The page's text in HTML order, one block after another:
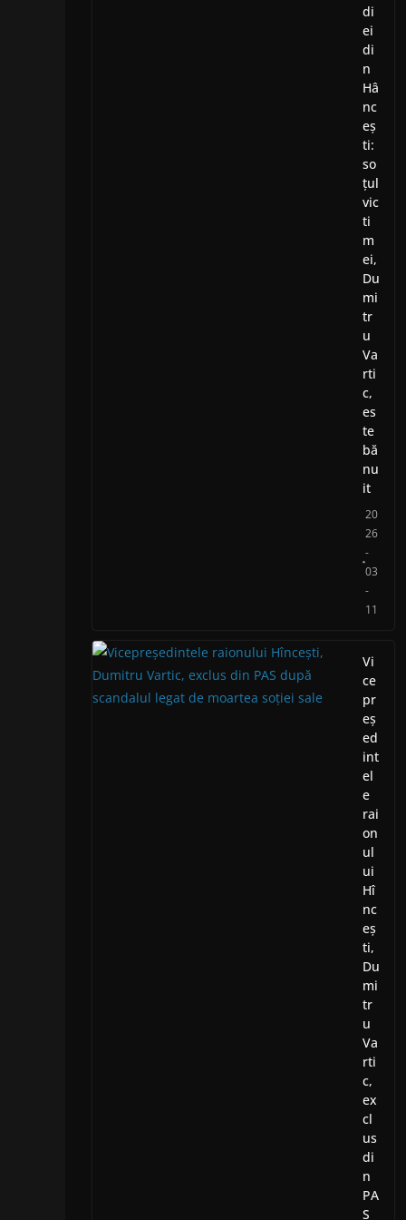
di
ei
di
n
Hâ
nc
eș
ti:
so
țul
vic
ti
m
ei,
Du
mi
tr
u
Va
rti
c,
es
te
bă
nu
it
20
26
-
03
-
11
Vi
ce
pr
eș
ed
int
el
e
rai
on
ul
ui
Hî
nc
eș
ti,
Du
mi
tr
u
Va
rti
c,
ex
cl
us
di
n
PA
S